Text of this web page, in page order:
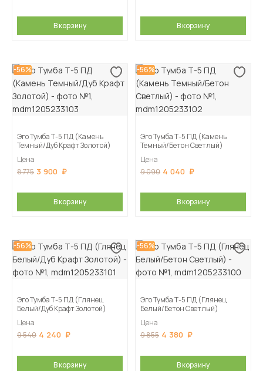
В корзину В корзину
-56%
Эго Тумба Т-5 ПД (Камень
Темный/Дуб Крафт Золотой)
Цена
8 775 3 900
В корзину
-56%
Эго Тумба Т-5 ПД (Камень
Темный/Бетон Светлый)
Цена
9 090 4 040
В корзину
-56%
Эго Тумба Т-5 ПД (Глянец
Белый/Дуб Крафт Золотой)
Цена
9 540 4 240
В корзину
-56%
Эго Тумба Т-5 ПД (Глянец
Белый/Бетон Светлый)
Цена
9 855 4 380
В корзину